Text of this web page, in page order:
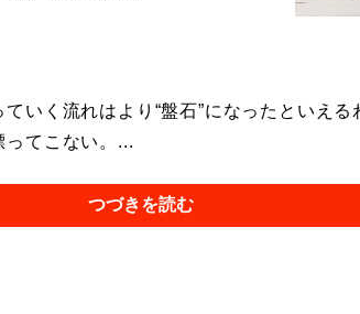
いく流れはより“盤石”になったといえる
ってこない。...
つづきを読む